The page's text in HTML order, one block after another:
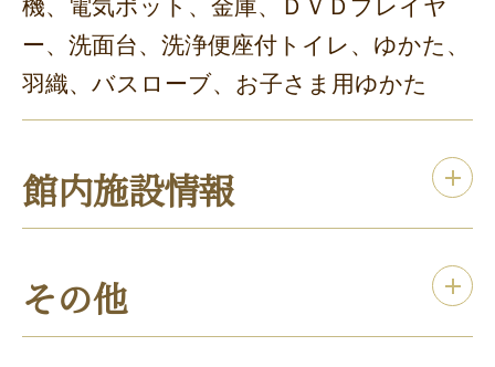
機、電気ポット、金庫、ＤＶＤプレイヤ
ー、洗面台、洗浄便座付トイレ、ゆかた、
羽織、バスローブ、お子さま用ゆかた
館内施設情報
その他